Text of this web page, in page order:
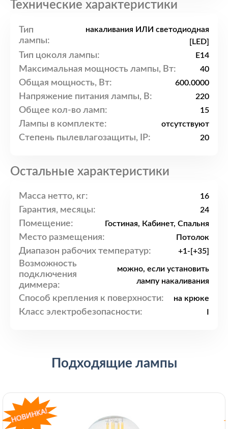
Технические характеристики
Тип
лампы:
накаливания ИЛИ светодиодная
[LED]
Тип цоколя лампы: E14
Максимальная мощность лампы, Вт: 40
Общая мощность, Вт: 600.0000
Напряжение питания лампы, В: 220
Общее кол-во ламп: 15
Лампы в комплекте: отсутствуют
Степень пылевлагозащиты, IP: 20
Остальные характеристики
Масса нетто, кг: 16
Гарантия, месяцы: 24
Помещение: Гостиная, Кабинет, Спальня
Место размещения: Потолок
Диапазон рабочих температур: +1-[+35]
Возможность
подключения
диммера:
можно, если установить
лампу накаливания
Способ крепления к поверхности: на крюке
Класс электробезопасности:
Подходящие лампы